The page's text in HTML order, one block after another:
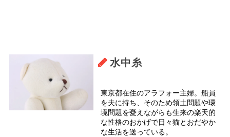
水中糸
東京都在住のアラフォー主婦。船員
を夫に持ち、そのため領土問題や環
境問題を憂えながらも生来の楽天的
な性格のおかげで日々猫とおだやか
な生活を送っている。